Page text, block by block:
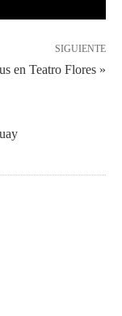
SIGUIENTE
en Teatro Flores »